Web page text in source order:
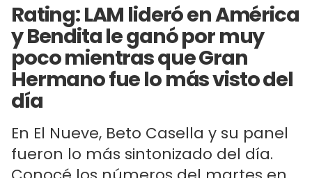
Rating: LAM lideró en América
y Bendita le ganó por muy
poco mientras que Gran
Hermano fue lo más visto del
día
En El Nueve, Beto Casella y su panel
fueron lo más sintonizado del día.